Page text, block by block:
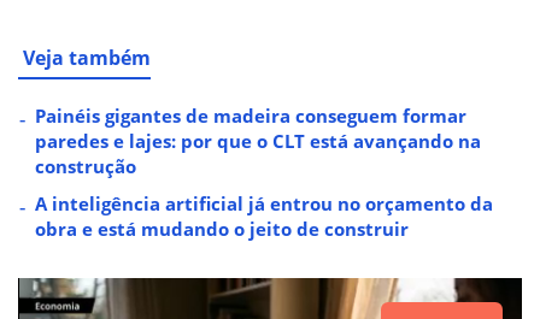
Veja também
Painéis gigantes de madeira conseguem formar
paredes e lajes: por que o CLT está avançando na
construção
A inteligência artificial já entrou no orçamento da
obra e está mudando o jeito de construir